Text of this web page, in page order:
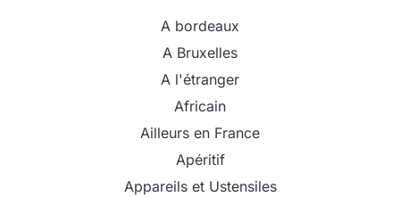
A bordeaux
A Bruxelles
A l'étranger
Africain
Ailleurs en France
Apéritif
Appareils et Ustensiles